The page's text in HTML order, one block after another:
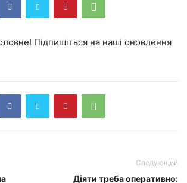
Підпишіться на наші оновлення
Следующий
Діяти треба оперативно: